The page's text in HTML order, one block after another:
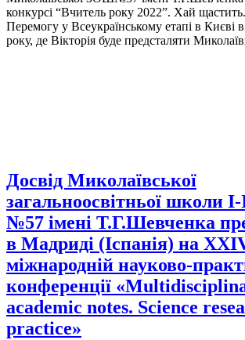
конкурсі “Вчитель року 2022”. Хай
Перемогу у Всеукраїнському етапі в Києві
року, де Вікторія буде предсталяти
Досвід Миколаївської
загальноосвітньої школи І-
№57 імені Т.Г.Шевченка
в Мадриді (Іспанія) на
міжнародній науково-
конференції
academic notes. Science
practice»